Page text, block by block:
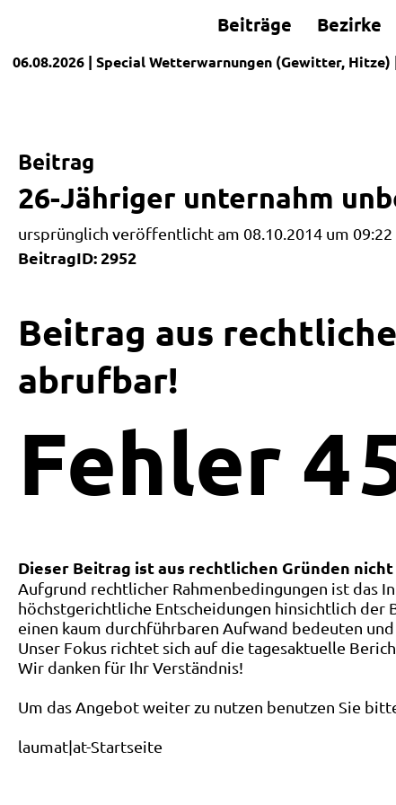
Beiträge Bezirke
06.08.2026 | SpecialWetterwarnungen (Gewitter, Hitze)
Beitrag
26-Jähriger unternahm
ursprünglich veröffentlicht am 08.10.2014 um 09:22
BeitragID: 2952
Beitrag aus
abrufbar!
Fehler 4 5
Dieser Beitrag ist aus rechtlichen Gründen
Aufgrund rechtlicher Rahmenbedingungen ist das
höchstgerichtliche Entscheidungen hinsichtlich
einen kaum durchführbaren Aufwand bedeuten
Unser Fokus richtet sich auf die tagesaktuelle
Wir danken für Ihr Verständnis!
Um das Angebot weiter zu nutzen benutzen Sie
laumat|at-Startseite